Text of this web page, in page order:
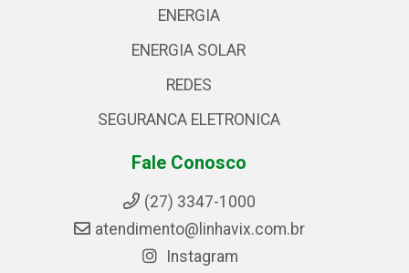
ENERGIA
ENERGIA SOLAR
REDES
SEGURANCA ELETRONICA
Fale Conosco
(27) 3347-1000
atendimento@linhavix.com.br
Instagram